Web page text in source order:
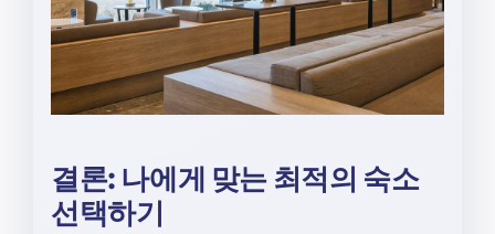
결론: 나에게 맞는 최적의 숙소
선택하기